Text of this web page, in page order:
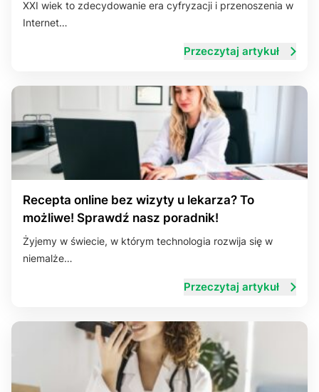
Układ trawienny
XXI wiek to zdecydowanie era cyfryzacji i przenoszenia w
Internet…
Przeczytaj artykuł
Recepta online bez wizyty u lekarza? To
możliwe! Sprawdź nasz poradnik!
Żyjemy w świecie, w którym technologia rozwija się w
niemalże…
Przeczytaj artykuł